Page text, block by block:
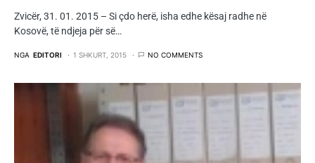
Zvicër, 31. 01. 2015 – Si çdo herë, isha edhe kësaj radhe në
Kosovë, të ndjeja për së…
NGA EDITORI 1 SHKURT, 2015 NO COMMENTS